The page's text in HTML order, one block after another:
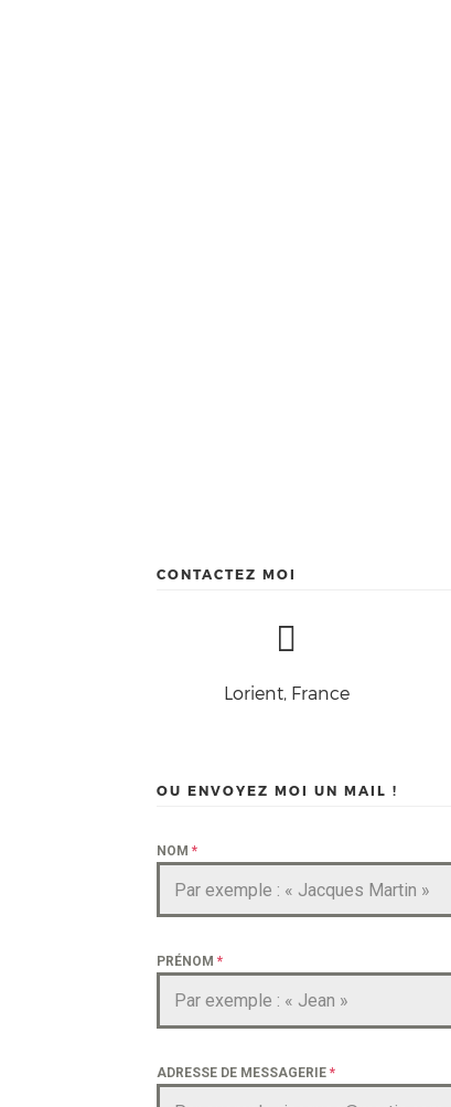
CONTACTEZ MOI
Lorient, France
OU ENVOYEZ MOI UN MAIL !
NOM *
PRÉNOM *
ADRESSE DE MESSAGERIE *